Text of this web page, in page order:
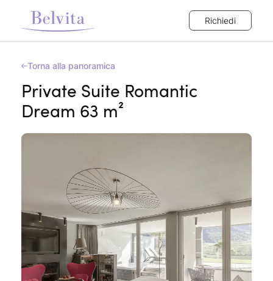
Richiedi
Torna alla panoramica
Private Suite Romantic
Dream 63 m²